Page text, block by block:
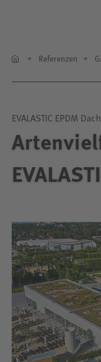
Referenzen
EVALASTIC EPDM